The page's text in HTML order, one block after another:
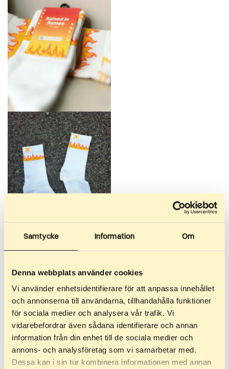
Samtycke Information Om
Denna webbplats använder cookies
Vi använder enhetsidentifierare för att anpassa innehållet
och annonserna till användarna, tillhandahålla funktioner
för sociala medier och analysera vår trafik. Vi
vidarebefordrar även sådana identifierare och annan
information från din enhet till de sociala medier och
annons- och analysföretag som vi samarbetar med.
Dessa kan i sin tur kombinera informationen med annan
LPX «Raised in
Flames»
Шкарпетки — LPX «Raised in
Flames» LPX «Raised in
Flames» — це…